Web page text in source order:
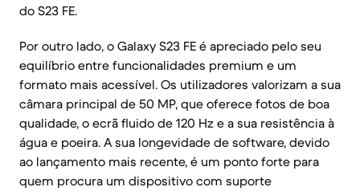
do S23 FE.
Por outro lado, o Galaxy S23 FE é apreciado pelo seu
equilíbrio entre funcionalidades premium e um
formato mais acessível. Os utilizadores valorizam a sua
câmara principal de 50 MP, que oferece fotos de boa
qualidade, o ecrã fluido de 120 Hz e a sua resistência à
água e poeira. A sua longevidade de software, devido
ao lançamento mais recente, é um ponto forte para
quem procura um dispositivo com suporte